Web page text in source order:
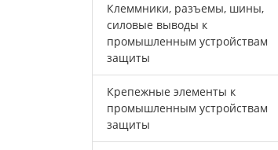
Клеммники, разъемы, шины,
силовые выводы к
промышленным устройствам
защиты
Крепежные элементы к
промышленным устройствам
защиты